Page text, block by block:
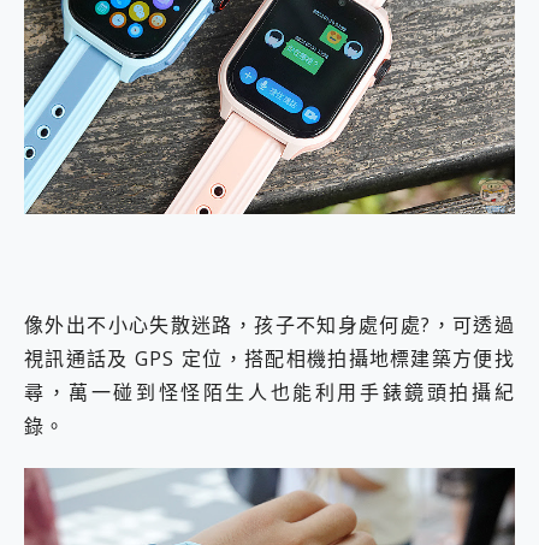
像外出不小心失散迷路，孩子不知身處何處?，可透過
視訊通話及 GPS 定位，搭配相機拍攝地標建築方便找
尋，萬一碰到怪怪陌生人也能利用手錶鏡頭拍攝紀
錄。